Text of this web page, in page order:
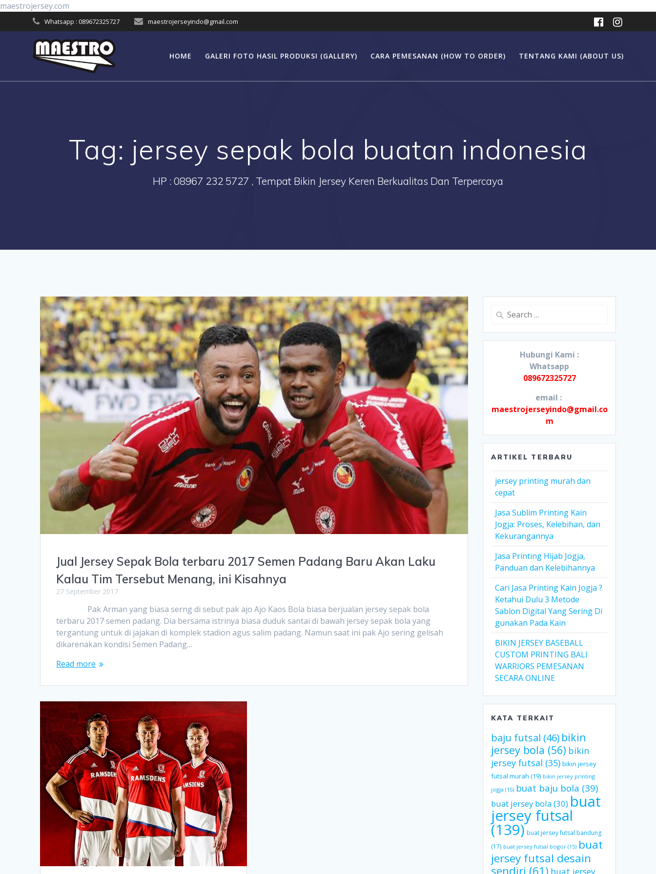
maestrojersey.com
content
Whatsapp : 089672325727 maestrojerseyindo@gmail.com
HOME GALERI FOTO HASIL PRODUKSI (GALLERY) CARA PEMESANAN (HOW TO ORDER) TENTANG KAMI (ABOUT US)
Tag: jersey sepak bola buatan indonesia
HP : 08967 232 5727 , Tempat Bikin Jersey Keren Berkualitas Dan Terpercaya
Jual Jersey Sepak Bola terbaru 2017 Semen Padang Baru Akan Laku
Kalau Tim Tersebut Menang, ini Kisahnya
27 September 2017
Pak Arman yang biasa serng di sebut pak ajo Ajo Kaos Bola biasa berjualan jersey sepak bola
terbaru 2017 semen padang. Dia bersama istrinya biasa duduk santai di bawah jersey sepak bola yang
tergantung untuk di jajakan di komplek stadion agus salim padang. Namun saat ini pak Ajo sering gelisah
dikarenakan kondisi Semen Padang…
Read more
Search
Hubungi Kami :
Whatsapp
089672325727
email :
maestrojerseyindo@gmail.co
m
ARTIKEL TERBARU
jersey printing murah dan
cepat
Jasa Sublim Printing Kain
Jogja: Proses, Kelebihan, dan
Kekurangannya
Jasa Printing Hijab Jogja,
Panduan dan Kelebihannya
Cari Jasa Printing Kain Jogja ?
Ketahui Dulu 3 Metode
Sablon Digital Yang Sering Di
gunakan Pada Kain
BIKIN JERSEY BASEBALL
CUSTOM PRINTING BALI
WARRIORS PEMESANAN
SECARA ONLINE
KATA TERKAIT
baju futsal (46) bikin
jersey bola (56) bikin
jersey futsal (35) bikin jersey
futsal murah (19) bikin jersey printing
jogja (15) buat baju bola (39)
buat jersey bola(30) buat
jersey futsal
(139) buat jersey futsal bandung.
(17) buat jersey futsal bogor (15) buat
jersey futsal desain
sendiri (61) buat jersey